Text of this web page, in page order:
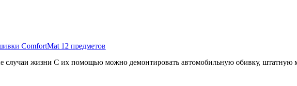
ComfortMat 12 предметов
случаи жизни С их помощью можно демонтировать автомобильную обивку, штатную